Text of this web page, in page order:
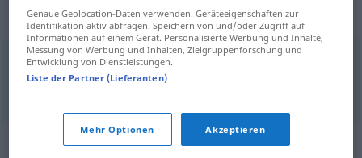
Beispielsätze für "Fingernagel"
sich einen Fingernagelabbrechen
ongle
Synonyme für "Fingernagel"
Genaue Geolocation-Daten verwenden. Geräteeigenschaften zur
Identifikation aktiv abfragen. Speichern von und/oder Zugriff auf
Informationen auf einem Gerät. Personalisierte Werbung und Inhalte,
Messung von Werbung und Inhalten, Zielgruppenforschung und
Entwicklung von Dienstleistungen.
Liste der Partner (Lieferanten)
Mehr Optionen Akzeptieren